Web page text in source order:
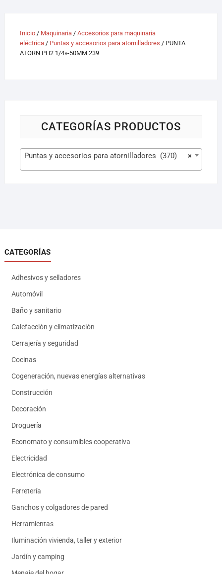
Inicio/ Maquinaria/ Accesorios para maquinaria
eléctrica/ Puntas y accesorios para atornilladores / PUNTA
ATORN PH2 1/4»-50MM 239
CATEGORÍAS PRODUCTOS
×
Puntas y accesorios para atornilladores (370)
CATEGORÍAS
Adhesivos y selladores
Automóvil
Baño y sanitario
Calefacción y climatización
Cerrajería y seguridad
Cocinas
Cogeneración, nuevas energías alternativas
Construcción
Decoración
Droguería
Economato y consumibles cooperativa
Electricidad
Electrónica de consumo
Ferretería
Ganchos y colgadores de pared
Herramientas
Iluminación vivienda, taller y exterior
Jardín y camping